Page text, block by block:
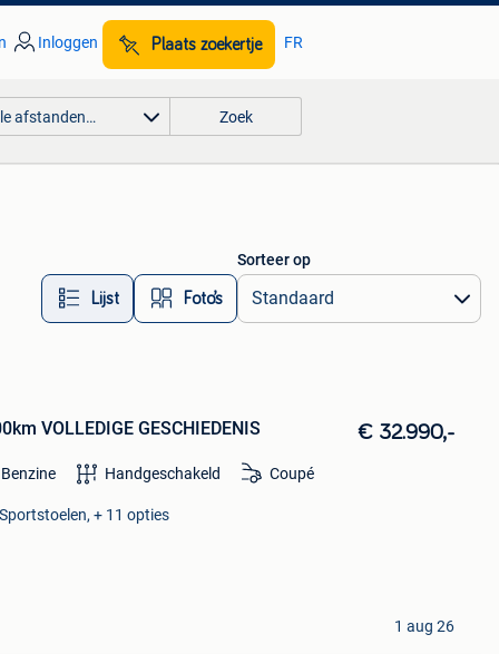
Inloggen Plaats zoekertje FR
afstanden… Zoek
Lijst Foto’s
Sorteer op
VOLLEDIGE GESCHIEDENIS € 32.990,-
Benzine Handgeschakeld Coupé
+ 11 opties
1 aug 26